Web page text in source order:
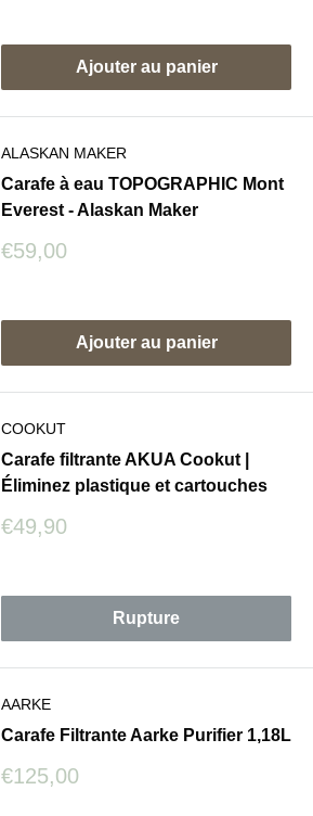
Ajouter au panier
ALASKAN MAKER
Carafe à eau TOPOGRAPHIC Mont
Everest - Alaskan Maker
Prix
€59,00
Ajouter au panier
COOKUT
Carafe filtrante AKUA Cookut |
Éliminez plastique et cartouches
Prix
€49,90
Rupture
AARKE
Carafe Filtrante Aarke Purifier 1,18L
Prix
€125,00